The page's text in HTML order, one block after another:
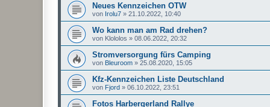
Neues Kennzeichen OTW
von Irolu7 » 21.10.2022, 10:40
Wo kann man am Rad drehen?
von Klololos » 08.06.2022, 20:32
Stromversorgung fürs Camping
von Bleuroom » 25.08.2020, 15:05
Kfz-Kennzeichen Liste Deutschland
von Fjord » 06.10.2022, 23:51
Fotos Harbergerland Rallye